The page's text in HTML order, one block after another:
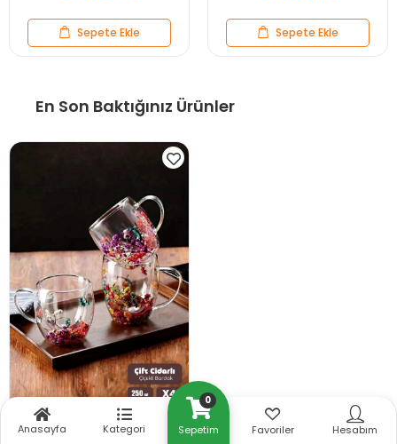
Sepete Ekle Sepete Ekle
En Son Baktığınız Ürünler
4lü Çift Cidarlı Çiçekli Cam
Bardak 250ml Kulplu Flower
0
Sepetim
Anasayfa Kategori Favoriler Hesabım